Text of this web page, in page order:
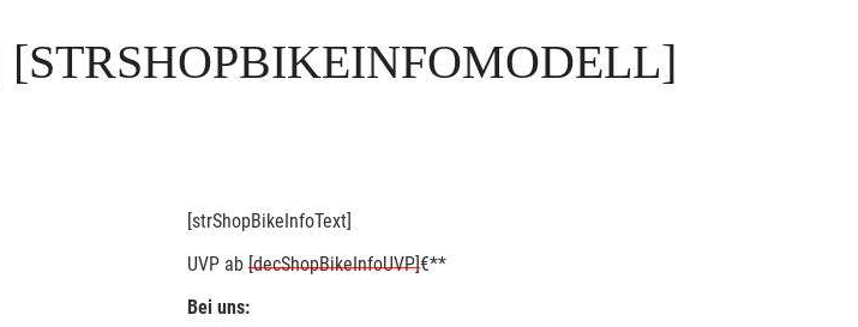
[STRSHOPBIKEINFOMODELL]
[strShopBikeInfoText]
UVP ab [decShopBikeInfoUVP]€**
Bei uns: